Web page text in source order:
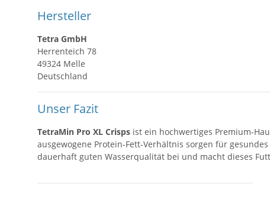
Hersteller
Tetra GmbH
Herrenteich 78
49324 Melle
Deutschland
Unser Fazit
TetraMin Pro XL Crisps ist ein hochwertiges Premium-
ausgewogene Protein-Fett-Verhältnis sorgen für
dauerhaft guten Wasserqualität bei und macht dieses